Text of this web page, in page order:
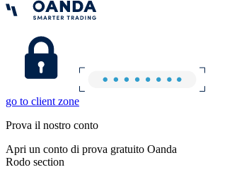
go to client zone
Prova il nostro conto
Apri un conto di prova gratuito Oanda
Rodo section